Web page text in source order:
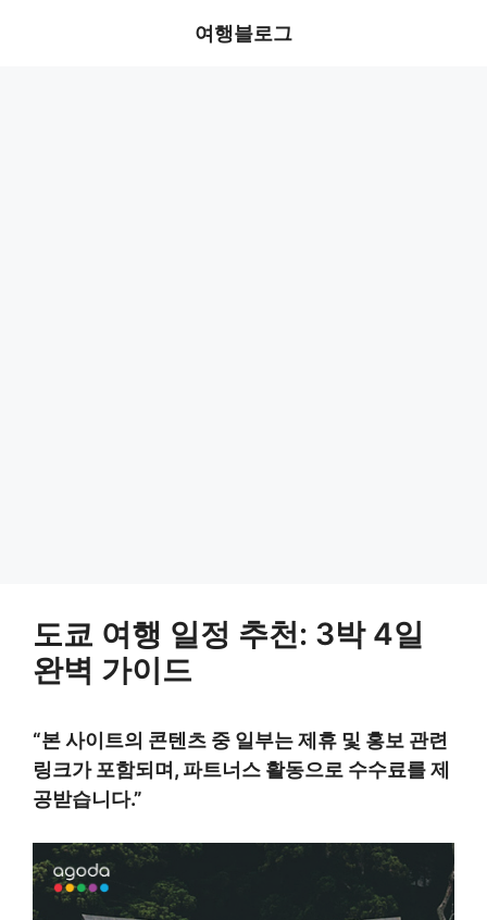
여행블로그
도쿄 여행 일정 추천: 3박 4일
완벽 가이드
“본 사이트의 콘텐츠 중 일부는 제휴 및 홍보 관련
링크가 포함되며 , 파트너스 활동으로 수수료를 제
공받습니다.”